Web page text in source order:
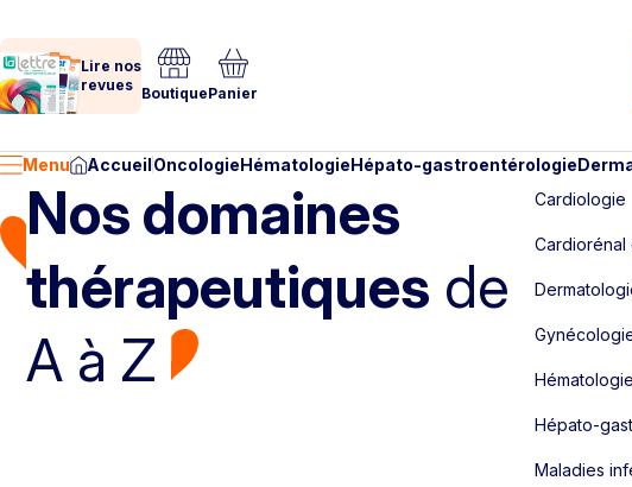
Lire nos
revues BoutiquePanier
Menu AccueilOncologieHématologieHépato-gastroentérologie
Nos domaines
thérapeutiques de
A à Z
Cardiologie
Cardiorénal
Hématologie
Hépato-
Maladies